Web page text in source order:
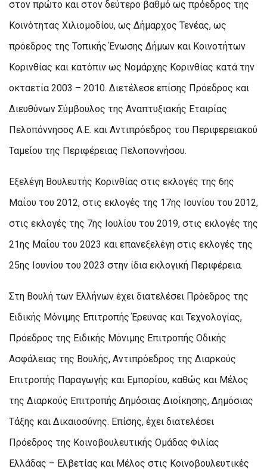
στον πρώτο και στον δεύτερο βαθμό ως πρόεδρος της
Κοινότητας Χιλιομοδίου, ως Δήμαρχος Τενέας, ως
πρόεδρος της Τοπικής Ένωσης Δήμων και Κοινοτήτων
Κορινθίας και κατόπιν ως Νομάρχης Κορινθίας κατά την
οκταετία 2003 – 2010. Διετέλεσε επίσης Πρόεδρος και
Διευθύνων Σύμβουλος της Αναπτυξιακής Εταιρίας
Πελοπόννησος Α.Ε. και Αντιπρόεδρος του Περιφερειακού
Ταμείου της Περιφέρειας Πελοποννήσου.
Εξελέγη Βουλευτής Κορινθίας στις εκλογές της 6ης
Μαΐου του 2012, στις εκλογές της 17ης Ιουνίου του 2012,
στις εκλογές της 7ης Ιουλίου του 2019, στις εκλογές της
21ης Μαΐου του 2023 και επανεξελέγη στις εκλογές της
25ης Ιουνίου του 2023 στην ίδια εκλογική Περιφέρεια.
Στη Βουλή των Ελλήνων έχει διατελέσει Πρόεδρος της
Ειδικής Μόνιμης Επιτροπής Έρευνας και Τεχνολογίας,
Πρόεδρος της Ειδικής Μόνιμης Επιτροπής Οδικής
Ασφάλειας της Βουλής, Αντιπρόεδρος της Διαρκούς
Επιτροπής Παραγωγής και Εμπορίου, καθώς και Μέλος
της Διαρκούς Επιτροπής Δημόσιας Διοίκησης, Δημόσιας
Τάξης και Δικαιοσύνης. Επίσης, έχει διατελέσει
Πρόεδρος της Κοινοβουλευτικής Ομάδας Φιλίας
Ελλάδας – Ελβετίας και Μέλος στις Κοινοβουλευτικές